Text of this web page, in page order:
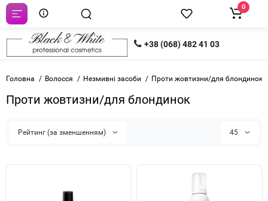
+38 (068) 482 41 03
0
Головна Волосся Незмивні засоби Проти жовтизни/для блондинок
Проти жовтизни/для блондинок
Рейтинг (за зменшенням) 45